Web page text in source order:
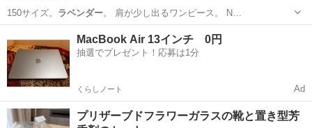
150サイズ。 ラベンダー。 肩が少し出るワンピース。 N…
MacBook Air 13インチ 0円
抽選でプレゼント！応募は1分
くらしノート Ad
プリザーブドフラワーガラスの靴と置き型芳